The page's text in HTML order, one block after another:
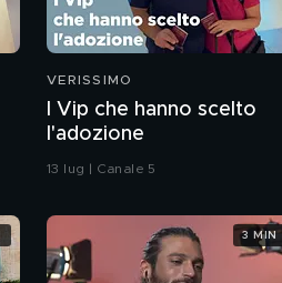
VERISSIMO
I Vip che hanno scelto
l'adozione
13 lug | Canale 5
3 MIN